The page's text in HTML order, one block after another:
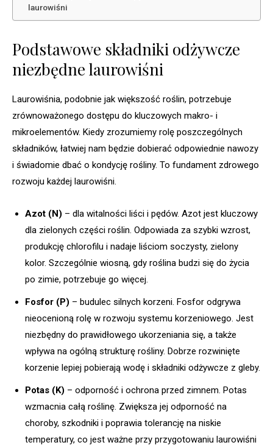
laurowiśni
Podstawowe składniki odżywcze
niezbędne laurowiśni
Laurowiśnia, podobnie jak większość roślin, potrzebuje
zrównoważonego dostępu do kluczowych makro- i
mikroelementów. Kiedy zrozumiemy rolę poszczególnych
składników, łatwiej nam będzie dobierać odpowiednie nawozy
i świadomie dbać o kondycję rośliny. To fundament zdrowego
rozwoju każdej laurowiśni.
Azot (N) – dla witalności liści i pędów. Azot jest kluczowy
dla zielonych części roślin. Odpowiada za szybki wzrost,
produkcję chlorofilu i nadaje liściom soczysty, zielony
kolor. Szczególnie wiosną, gdy roślina budzi się do życia
po zimie, potrzebuje go więcej.
Fosfor (P) – budulec silnych korzeni. Fosfor odgrywa
nieocenioną rolę w rozwoju systemu korzeniowego. Jest
niezbędny do prawidłowego ukorzeniania się, a także
wpływa na ogólną strukturę rośliny. Dobrze rozwinięte
korzenie lepiej pobierają wodę i składniki odżywcze z gleby.
Potas (K) – odporność i ochrona przed zimnem. Potas
wzmacnia całą roślinę. Zwiększa jej odporność na
choroby, szkodniki i poprawia tolerancję na niskie
temperatury, co jest ważne przy przygotowaniu laurowiśni